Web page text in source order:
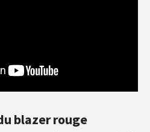
blazer rouge